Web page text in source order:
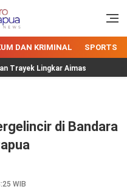
NewsBenar
DAN KRIMINAL SPORTS
Lingkar Aimas
di Bandara
WIB